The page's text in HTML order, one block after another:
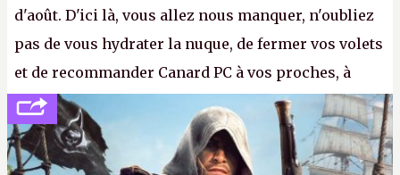
d'août. D'ici là, vous allez nous manquer, n'oubliez
pas de vous hydrater la nuque, de fermer vos volets
et de recommander Canard PC à vos proches, à
votre famille et aux inconnus que vous croisez
dans la rue. Bon été à tous ! –ER.